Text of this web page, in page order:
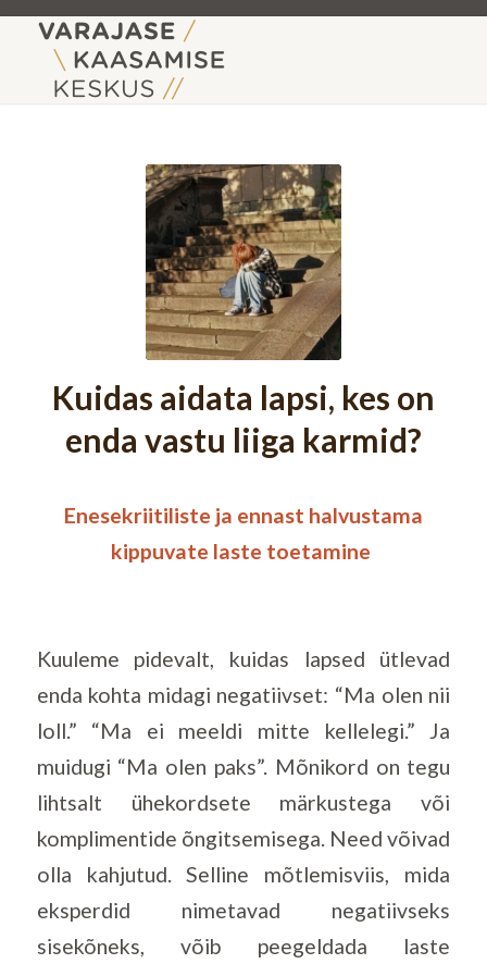
Kuidas aidata lapsi, kes on
enda vastu liiga karmid?
Enesekriitiliste ja ennast halvustama
kippuvate laste toetamine
Kuuleme pidevalt, kuidas lapsed ütlevad
enda kohta midagi negatiivset: “Ma olen nii
loll.” “Ma ei meeldi mitte kellelegi.” Ja
muidugi “Ma olen paks”. Mõnikord on tegu
lihtsalt ühekordsete märkustega või
komplimentide õngitsemisega. Need võivad
olla kahjutud. Selline mõtlemisviis, mida
eksperdid nimetavad negatiivseks
sisekõneks, võib peegeldada laste